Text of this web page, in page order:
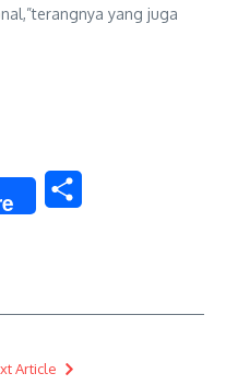
yang juga
Article